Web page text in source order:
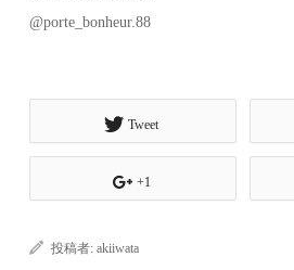
@porte_bonheur.88
Tweet
+1
投稿者:akiiwata